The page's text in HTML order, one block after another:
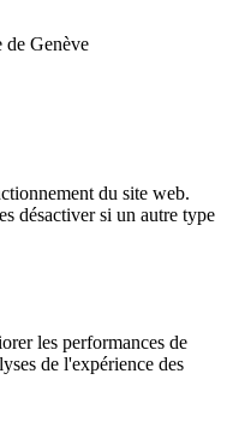
Genève
du site web.
désactiver si un autre type
les performances de
de l'expérience des